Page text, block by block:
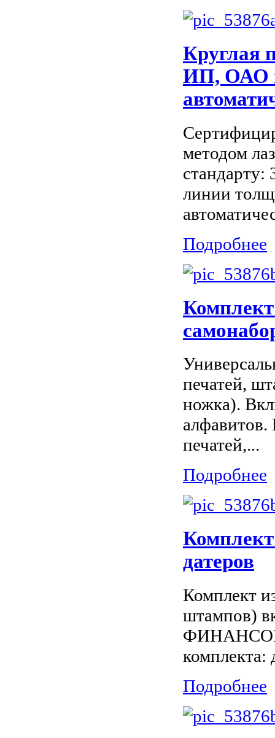
Круглая
ИП, ОАО
методом
стандарту:
линии
Подробнее
печатей,
ножка).
алфавитов.
печатей,...
Подробнее
датеров
Комплект
штампов)
комплекта:
Подробнее